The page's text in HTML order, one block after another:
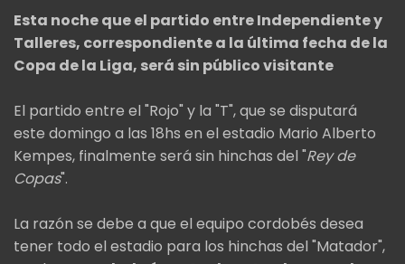
Esta noche que el partido entre Independiente y
Talleres, correspondiente a la última fecha de la
Copa de la Liga, será sin público visitante
El partido entre el "Rojo" y la "T", que se disputará
este domingo a las 18hs en el estadio Mario Alberto
Kempes, finalmente será sin hinchas del "Rey de
Copas".
La razón se debe a que el equipo cordobés desea
tener todo el estadio para los hinchas del "Matador",